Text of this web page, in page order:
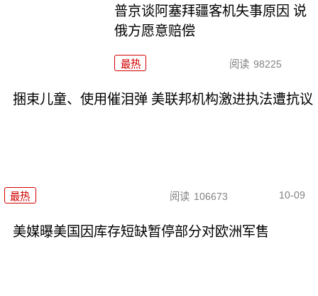
普京谈阿塞拜疆客机失事原因 说
俄方愿意赔偿
最热 阅读 98225
捆束儿童、使用催泪弹 美联邦机构激进执法遭抗议
最热 阅读 106673 10-09
美媒曝美国因库存短缺暂停部分对欧洲军售